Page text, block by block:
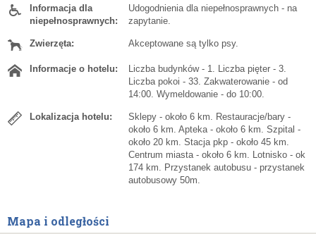
Informacja dla
niepełnosprawnych:
Udogodnienia dla niepełnosprawnych - na
zapytanie.
Zwierzęta: Akceptowane są tylko psy.
Informacje o hotelu:
Liczba budynków - 1. Liczba pięter - 3.
Liczba pokoi - 33. Zakwaterowanie - od
14:00. Wymeldowanie - do 10:00.
Lokalizacja hotelu:
Sklepy - około 6 km. Restauracje/bary -
około 6 km. Apteka - około 6 km. Szpital -
około 20 km. Stacja pkp - około 45 km.
Centrum miasta - około 6 km. Lotnisko - ok
174 km. Przystanek autobusu - przystanek
autobusowy 50m.
Mapa i odległości